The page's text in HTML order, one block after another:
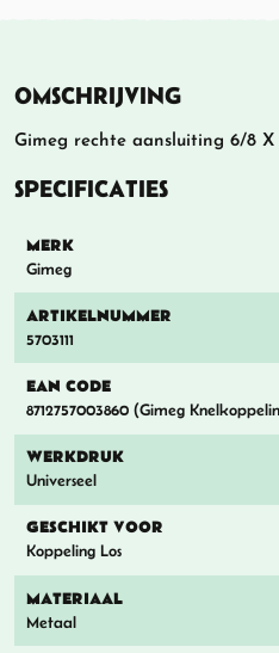
OMSCHRIJVING
Gimeg rechte aansluiting 6/8 X
SPECIFICATIES
MERK
Gimeg
ARTIKELNUMMER
5703111
EAN CODE
8712757003860 (Gimeg
WERKDRUK
Universeel
GESCHIKT VOOR
Koppeling Los
MATERIAAL
Metaal